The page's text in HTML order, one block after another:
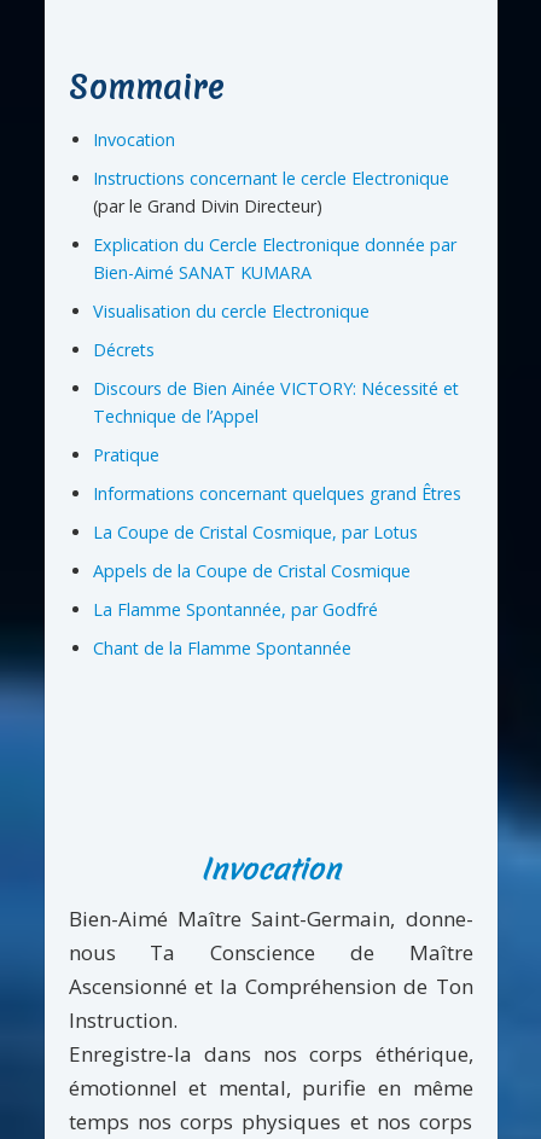
Sommaire
Invocation
Instructions concernant le cercle Electronique
(par le Grand Divin Directeur)
Explication du Cercle Electronique donnée par
Bien-Aimé SANAT KUMARA
Visualisation du cercle Electronique
Décrets
Discours de Bien Ainée VICTORY: Nécessité et
Technique de l’Appel
Pratique
Informations concernant quelques grand Êtres
La Coupe de Cristal Cosmique, par Lotus
Appels de la Coupe de Cristal Cosmique
La Flamme Spontannée, par Godfré
Chant de la Flamme Spontannée
Invocation
Bien-Aimé Maître Saint-Germain, donne-
nous Ta Conscience de Maître
Ascensionné et la Compréhension de Ton
Instruction.
Enregistre-la dans nos corps éthérique,
émotionnel et mental, purifie en même
temps nos corps physiques et nos corps